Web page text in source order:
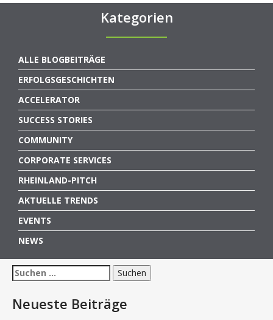
Kategorien
ALLE BLOGBEITRÄGE
ERFOLGSGESCHICHTEN
ACCELERATOR
SUCCESS STORIES
COMMUNITY
CORPORATE SERVICES
RHEINLAND-PITCH
AKTUELLE TRENDS
EVENTS
NEWS
Suchen
nach:
Neueste Beiträge